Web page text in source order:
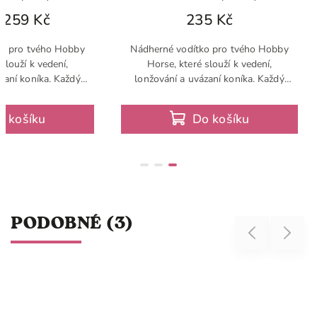
259 Kč
košíku
pro tvého Hobby
k vedení,
koníka. Každý
tudíž o základní
235 Kč
Do košíku
Nádherné vodítko pro tvého Hobby
Horse, které slouží k vedení,
lonžování a uvázaní koníka. Každý
vodítko a jedná se tudíž o základní
výbavu
PODOBNÉ (3) Previous Next